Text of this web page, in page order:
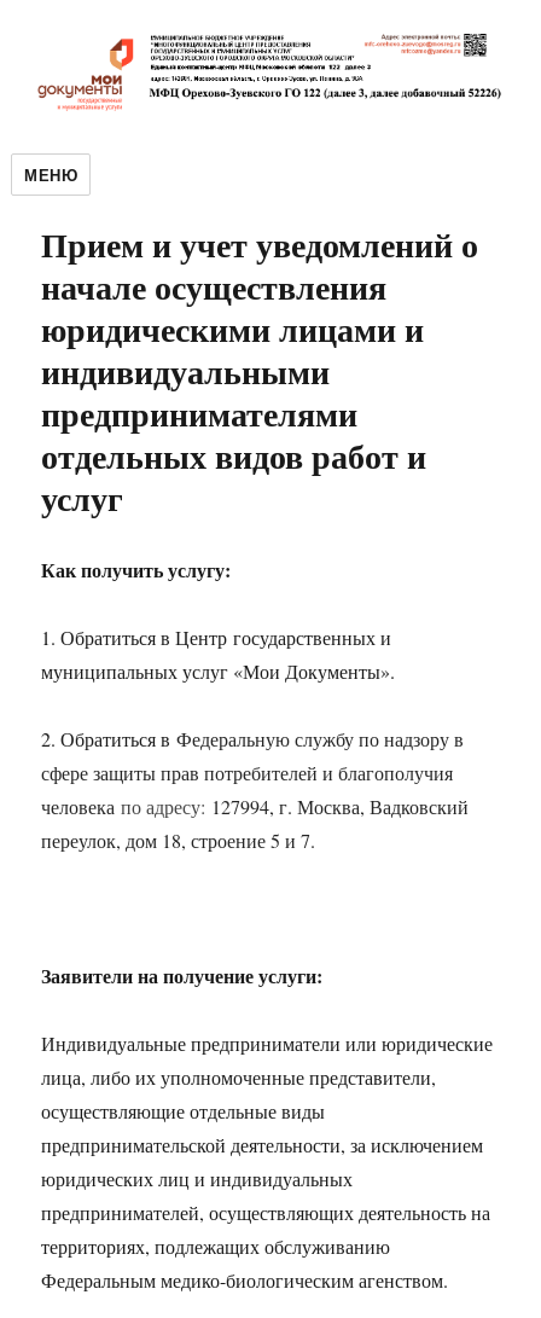
МЕНЮ
Прием и учет уведомлений о
начале осуществления
юридическими лицами и
индивидуальными
предпринимателями
отдельных видов работ и
услуг
Как получить услугу:
1. Обратиться в Центр государственных и
муниципальных услуг «Мои Документы».
2. Обратиться вФедеральную службу по надзору в
сфере защиты прав потребителей и благополучия
человекапо адресу: 127994, г. Москва, Вадковский
переулок, дом 18, строение 5 и 7.
Заявители на получение услуги:
Индивидуальные предприниматели или юридические
лица, либо их уполномоченные представители,
осуществляющие отдельные виды
предпринимательской деятельности, за исключением
юридических лиц и индивидуальных
предпринимателей, осуществляющих деятельность на
территориях, подлежащих обслуживанию
Федеральным медико-биологическим агенством.